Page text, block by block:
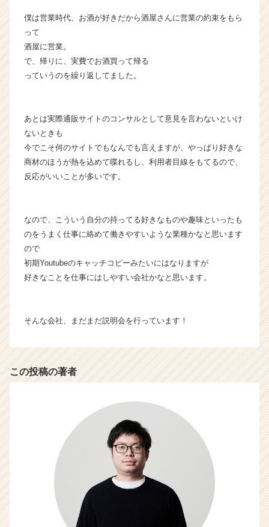
r
僕は営業時代、お酒が好きだから酒屋さんに営業の約束をもら
って
酒屋に営業。
で、帰りに、実費でお酒買って帰る
っていうのを繰り返してました。
あとは実際通販サイトのコンサルとして意見を言わないといけ
ないときも
今でこそ何のサイトでもなんでも言えますが、やっぱり好きな
商材のほうが熱を込めて喋れるし、利用者目線をもてるので、
反応がいいことが多いです。
なので、こういう自分の持ってる好きなものや趣味といったも
のをうまく仕事に絡めて働きやすいような業種かなと思います
ので
初期Youtubeのキャッチコピーみたいにはなりますが
好きなことを仕事にはしやすい会社かなと思います。
そんな会社、まだまだ説明会を行っています！
この投稿の著者